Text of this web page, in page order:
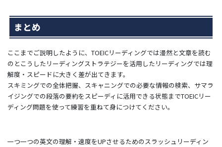
まとめ
ここまでご説明したように、TOEICリーディングでは漫然と文章を読む
のとこうしたリーディングストラテジーを活用したリーディングでは理
解度・スピードに大きく差が出てきます。
スキミングでの全体把握、スキャニングでの必要な情報の検索、サマラ
イジングでの段落の要約をスピーディに活用できる状態までTOEICリー
ディング問題を使って練習を重ねて身につけてください。
一つ一つの英文の理解・速度をUPさせるためのスラッシュリーディン